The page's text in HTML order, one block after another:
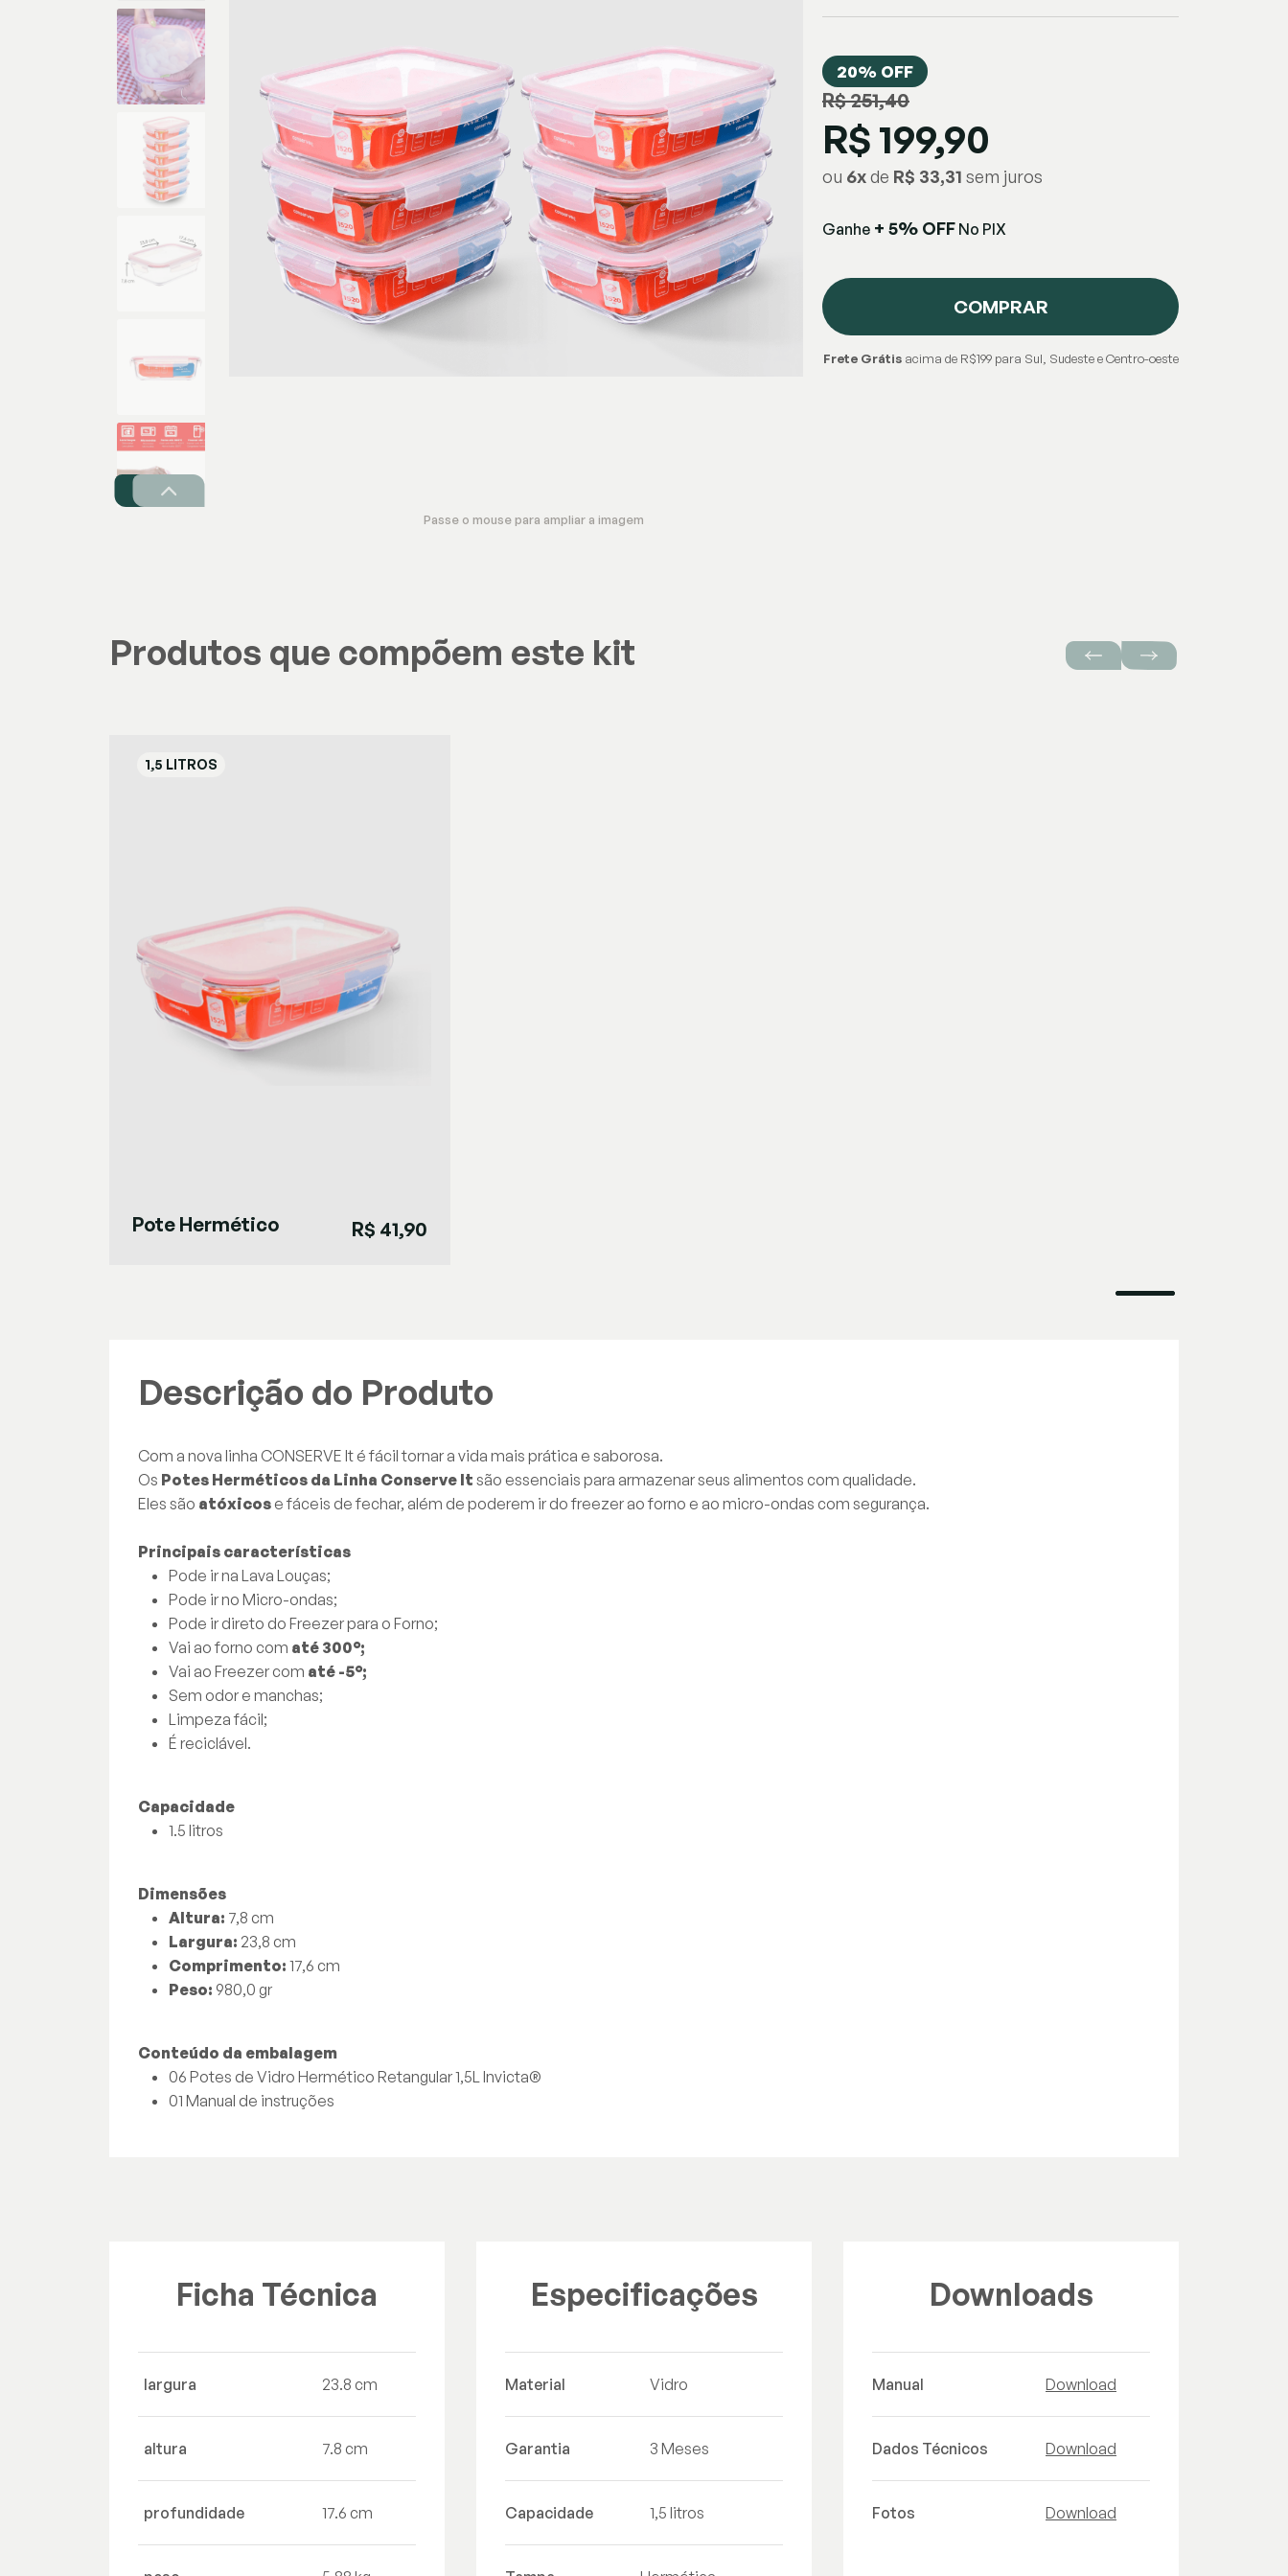
Passe o mouse para ampliar a imagem
R$ 251,40
R$ 199,90
ou 6xde R$ 33,31
20% OFF
Ganhe + 5% OFF No PIX
COMPRAR
Frete Grátisacima de R$199 para Sul, Sudeste e Centro-oeste
Produtos que compõem este kit
Pote Hermético
R$ 41,90
Descrição do Produto
Com a nova linha CONSERVE It é fácil tornar a vida mais prática e saborosa.
Os Potes Herméticos da Linha Conserve It são essenciais para armazenar seus alimentos com qualidade.
Eles são atóxicos e fáceis de fechar, além de poderem ir do freezer ao forno e ao micro-ondas com segurança.
Principais características
Pode ir na Lava Louças;
Pode ir no Micro-ondas;
Pode ir direto do Freezer para o Forno;
Vai ao forno com até 300°;
Vai ao Freezer com até -5°;
Sem odor e manchas;
Limpeza fácil;
É reciclável.
Capacidade
1.5 litros
Dimensões
Altura: 7,8 cm
Largura: 23,8 cm
Comprimento: 17,6 cm
Peso: 980,0 gr
Conteúdo da embalagem
06 Potes de Vidro Hermético Retangular 1,5L Invicta®
01 Manual de instruções
Ficha Técnica
largura 23.8 cm
altura 7.8 cm
profundidade 17.6 cm
Especificações
Material Vidro
Garantia 3 Meses
Capacidade 1,5 litros
Downloads
Manual Download
Dados Técnicos Download
Fotos Download